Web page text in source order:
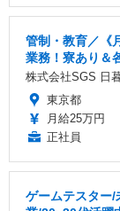
管制・教育／《
業務！寮あり＆
株式会社SGS 日
東京都
月給25万円
正社員
ゲームテスター/